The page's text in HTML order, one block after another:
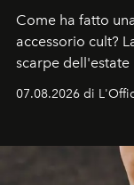
Come ha fatto
accessorio cult?
scarpe dell'estate
07.08.2026 di